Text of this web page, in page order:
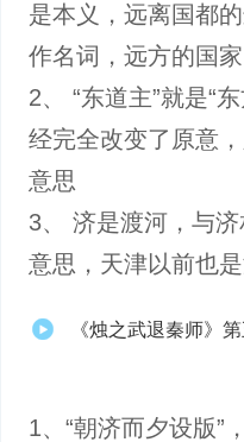
是本义，远离国都
作名词，远方的国家
2、 “东道主”就是“
经完全改变了原意
意思
3、 济是渡河，与
意思，天津以前也
《烛之武退秦师》
1、“朝济而夕设版”